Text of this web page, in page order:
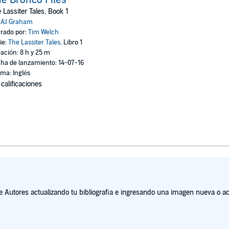
Lassiter Tales, Book 1
AJ Graham
por:Tim Welch
The Lassiter Tales, Libro 1
8 h y 25 m
de lanzamiento: 14-07-16
Inglés
actualizando tu bibliografía e ingresando una imagen nueva o